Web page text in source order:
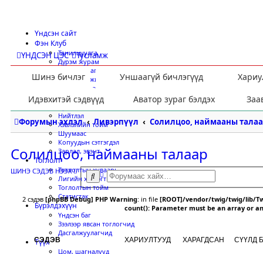
Үндсэн сайт
Фэн Клуб
Танилцуулга
Дүрэм журам
Үйл ажиллагаа
Хамтран ажиллах
Гишүүнээр элсэх
Мэдээ мэдээлэл
Ярилцлага
Нийтлэл
Хэвлэлийн тойм
Шуумаас
Копуудын сэтгэгдэл
Зарлал, эвэнт
Тоглолт
Тоглолтын хуваарь
Лигийн хүснэгт
Тоглолтын тойм
Статистак
Бүрэлдэхүүн
Үндсэн баг
Зээлээр явсан тоглогчид
Дасгалжуулагчид
Түүх
Цом, шагналууд
ҮНДСЭН ЦЭС Тусламж
Шинэ бичлэг Уншаагүй бичлэгүүд
Идэвхитэй сэдвүүд
Аватор зураг бэлдэх
Форумын эхлэл Ливэрпүүл Солилцоо, наймааны
Солилцоо, наймааны талаар
ШИНЭ СЭДЭВ НЭЭХ
Х
а
л
Н
а
р
и
ч
и
2 сэдэв [phpBB Debug] PHP Warning: in file [ROOT]/vendor/twig/twig/lib/
count(): Parameter must be an array or
СЭДЭВ ХАРИУЛТУУД ХАРАГДСАН СҮҮЛД